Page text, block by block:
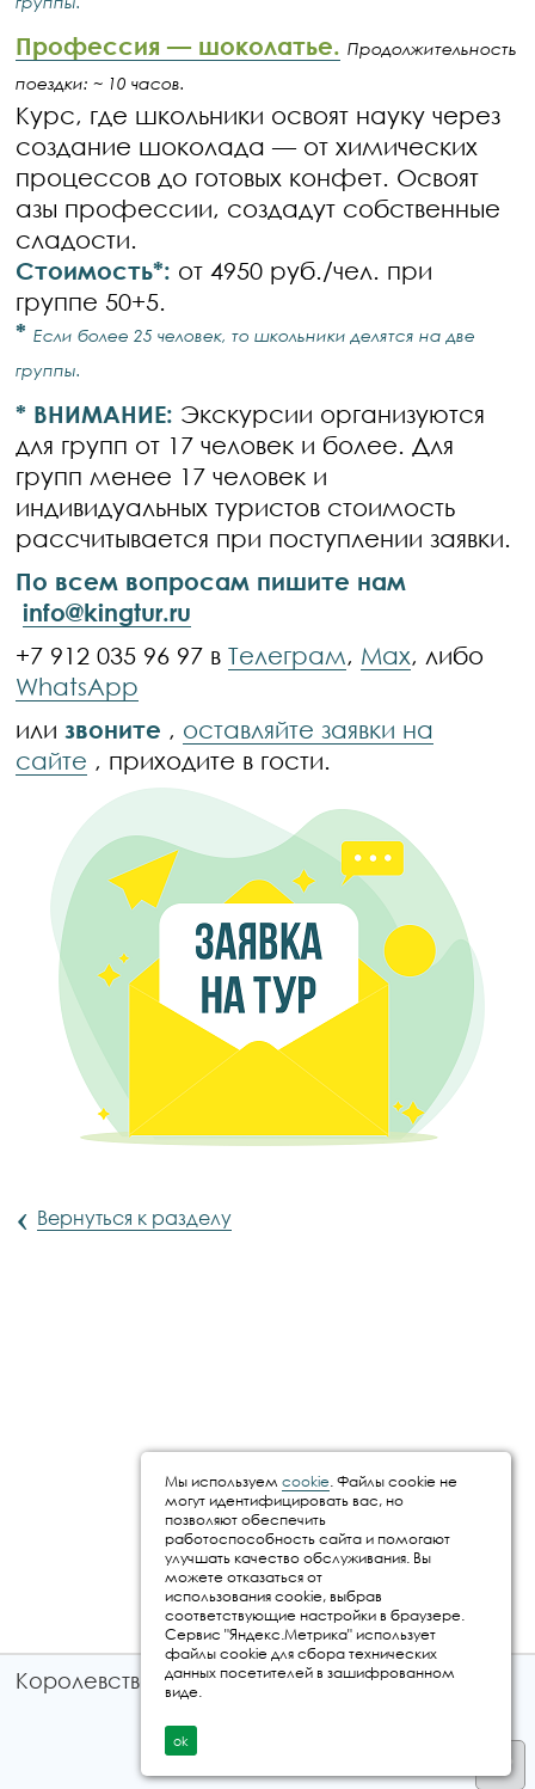
Профессия — шоколатье. Продолжительность
поездки: ~ 10 часов.
Курс, где школьники освоят науку через
создание шоколада — от химических
процессов до готовых конфет. Освоят
азы профессии, создадут собственные
сладости.
Стоимость*: от 4950 руб./чел. при
группе 50+5.
*Если более 25 человек, то школьники делятся на две
группы.
* ВНИМАНИЕ: Экскурсии организуются
для групп от 17 человек и более. Для
групп менее 17 человек и
индивидуальных туристов стоимость
рассчитывается при поступлении заявки.
По всем вопросам пишите нам
info@kingtur.ru
+7 912 035 96 97 вТелеграм, Max, либо
WhatsApp
илизвоните , оставляйте заявки на
сайте , приходите в гости.
‹ Вернуться к разделу
Королевство путешествий © 2026
Мы используем cookie. Файлы cookie не
могут идентифицировать вас, но
позволяют обеспечить
работоспособность сайта и помогают
улучшать качество обслуживания. Вы
можете отказаться от
использования cookie, выбрав
соответствующие настройки в браузере.
Сервис "Яндекс.Метрика" использует
файлы cookie для сбора технических
данных посетителей в зашифрованном
виде.
ok